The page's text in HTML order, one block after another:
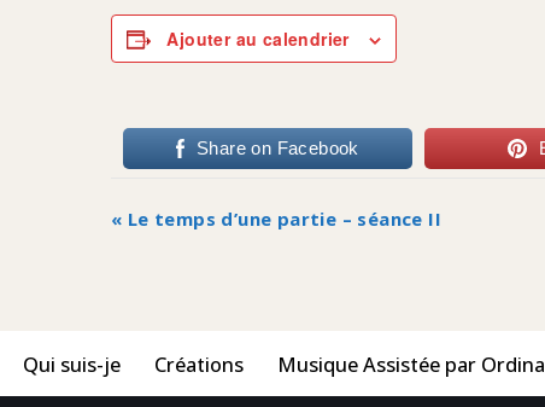
Ajouter au calendrier
Share on Facebook
Navigation
« Le temps d’une partie – séance II
Qui suis-je Créations Musique Assistée par